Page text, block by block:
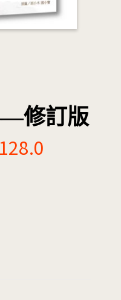
修訂版
128.0